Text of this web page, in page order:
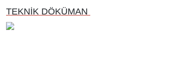
TEKNİK DÖKÜMAN